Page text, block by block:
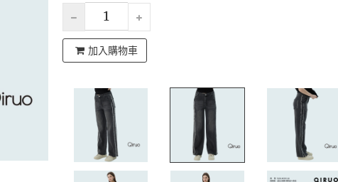
加入購物車